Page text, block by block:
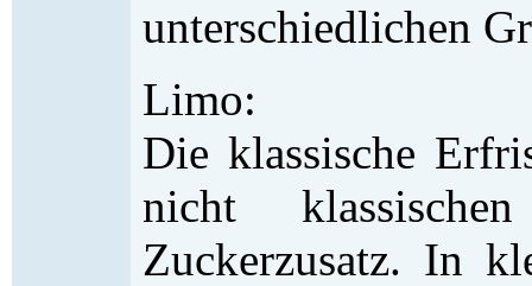
unterschiedlichen
Limo:
Die klassische
nicht
Zuckerzusatz. In